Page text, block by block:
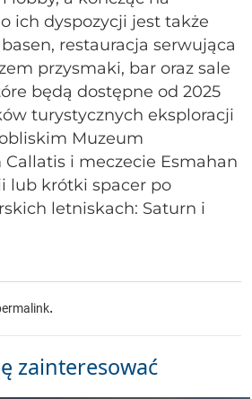
ich dyspozycji jest także
restauracja serwująca
przysmaki, bar oraz sale
będą dostępne od 2025
turystycznych eksploracji
Muzeum
i meczecie Esmahan
lub krótki spacer po
letniskach: Saturn i
.
zainteresować